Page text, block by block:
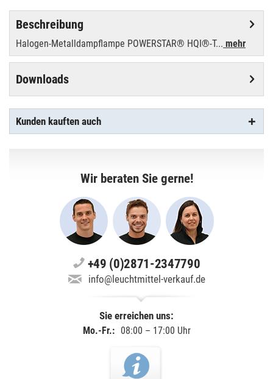
Beschreibung
Halogen-Metalldampflampe POWERSTAR® HQI®-T... mehr
Downloads
Kunden kauften auch
Wir beraten Sie gerne!
+49 (0)2871-2347790
info@leuchtmittel-verkauf.de
Sie erreichen uns:
Mo.-Fr.: 08:00 – 17:00 Uhr